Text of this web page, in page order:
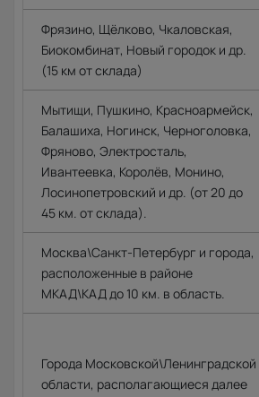
Фрязино, Щёлково, Чкаловская,
Биокомбинат, Новый городок и др.
(15 км от склада)
Мытищи, Пушкино, Красноармейск,
Балашиха, Ногинск, Черноголовка,
Фряново, Электросталь,
Ивантеевка, Королёв, Монино,
Лосинопетровский и др. (от 20 до
45 км. от склада).
Москва\Санкт-Петербург и города,
расположенные в районе
МКАД\КАД до 10 км. в область.
Города Московской\Ленинградской
области, располагающиеся далее